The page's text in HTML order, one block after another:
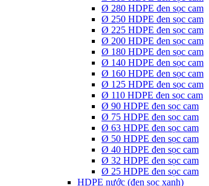
Ø 280 HDPE đen sọc cam
Ø 250 HDPE đen sọc cam
Ø 225 HDPE đen sọc cam
Ø 200 HDPE đen sọc cam
Ø 180 HDPE đen sọc cam
Ø 140 HDPE đen sọc cam
Ø 160 HDPE đen sọc cam
Ø 125 HDPE đen sọc cam
Ø 110 HDPE đen sọc cam
Ø 90 HDPE đen sọc cam
Ø 75 HDPE đen sọc cam
Ø 63 HDPE đen sọc cam
Ø 50 HDPE đen sọc cam
Ø 40 HDPE đen sọc cam
Ø 32 HDPE đen sọc cam
Ø 25 HDPE đen sọc cam
HDPE nước (đen sọc xanh)